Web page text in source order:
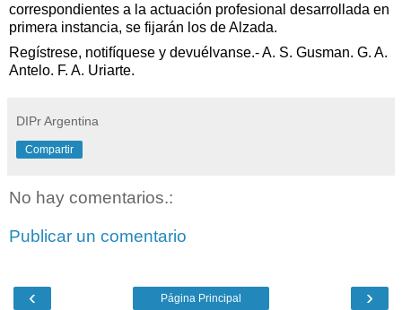
correspondientes a la actuación profesional desarrollada en
primera instancia, se fijarán los de Alzada.
Regístrese, notifíquese y devuélvanse.- A. S. Gusman. G. A.
Antelo. F. A. Uriarte.
DIPr Argentina
Compartir
No hay comentarios.:
Publicar un comentario
‹ ›
Página Principal